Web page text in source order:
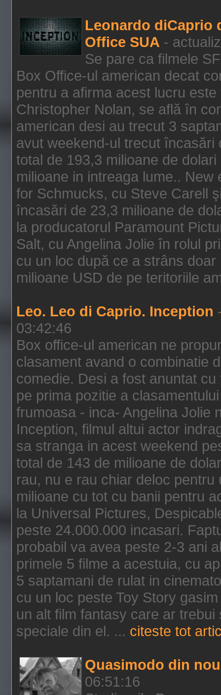
Leonardo diCaprio
Office SUA -
Se pare ca filmele
Box Office-ul american decat
pentru a afirma acest lucru
Christopher Nolan, se află în
american desi au trecut 3
avut weekend-ul trecut încasări
total de 193,3 milioane de
milioane in intreaga lume..
for Schmucks, cu Steve Carell
încasări de 23,3 milioane de
la producatorul Paramount
Salt, cu Angelina Jolie în rolul
cu un loc după ce a strâns
milioane USD de pe teritoriile
Leo. Leo di Caprio. Inception
03:42:46
Box office-ul american ne
clasament avand o combinatie
comedie. Desi a fost anuntat
pe prima pozitie a
frumoasa - inca- Angelina Jolie
Inception, filmul altui actor
sa stranga in acest weekend
total de 143 de milioane de
rau, nu e rau chiar deloc
milioane cu tot cu banii pentru
la Universal Pictures,
peste 24.000.000 incasari.
probabil va avea peste 2-3 ani
primele 5 filme a acestuia, cu
5 saptamani de rulat in
cu un loc peste Toy Story
un alt film fantasy care ar
speciale din el. ... citeste tot
Quasimodo din
06:51:16